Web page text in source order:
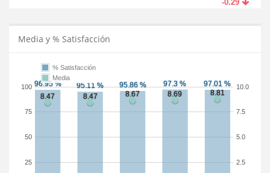
-0.29
Media y % Satisfacción
25
50
75
100
2.5
5.0
7.5
10.0
% Satisfacción
Media